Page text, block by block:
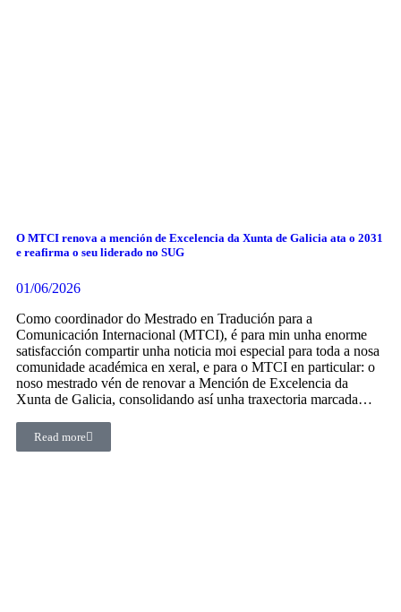
O MTCI renova a mención de Excelencia da Xunta de Galicia ata o 2031
e reafirma o seu liderado no SUG
01/06/2026
Como coordinador do Mestrado en Tradución para a
Comunicación Internacional (MTCI), é para min unha enorme
satisfacción compartir unha noticia moi especial para toda a nosa
comunidade académica en xeral, e para o MTCI en particular: o
noso mestrado vén de renovar a Mención de Excelencia da
Xunta de Galicia, consolidando así unha traxectoria marcada…
Read more